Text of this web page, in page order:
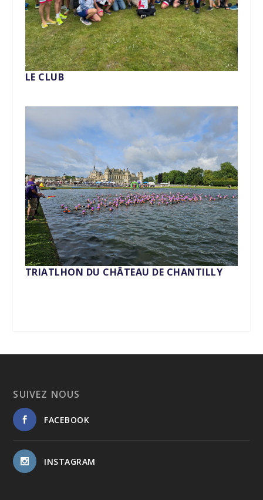
LE CLUB
TRIATLHON DU CHÂTEAU DE CHANTILLY
SUIVEZ NOUS
FACEBOOK
INSTAGRAM